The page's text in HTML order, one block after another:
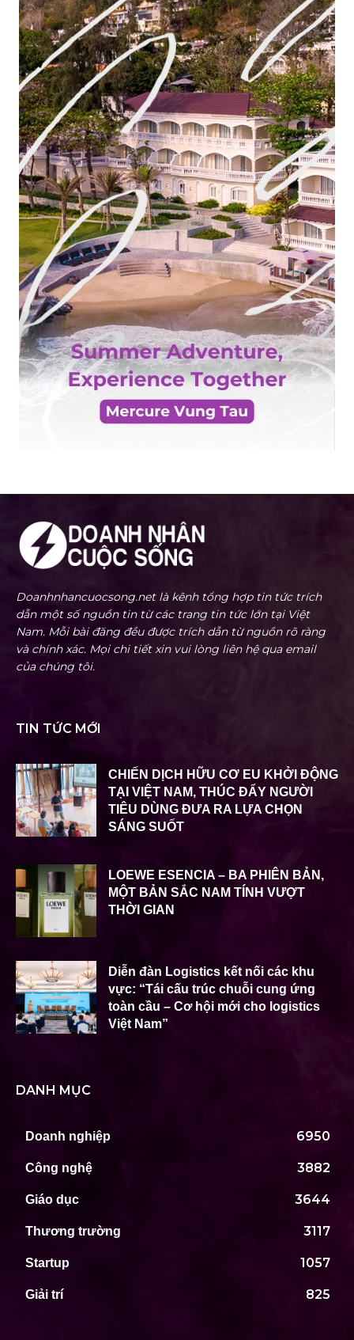
Doanhnhancuocsong.net là kênh tổng hợp tin tức trích
dẫn một số nguồn tin từ các trang tin tức lớn tại Việt
Nam. Mỗi bài đăng đều được trích dẫn từ nguồn rõ ràng
và chính xác. Mọi chi tiết xin vui lòng liên hệ qua email
của chúng tôi.
TIN TỨC MỚI
CHIẾN DỊCH HỮU CƠ EU KHỞI ĐỘNG
TẠI VIỆT NAM, THÚC ĐẨY NGƯỜI
TIÊU DÙNG ĐƯA RA LỰA CHỌN
SÁNG SUỐT
LOEWE ESENCIA – BA PHIÊN BẢN,
MỘT BẢN SẮC NAM TÍNH VƯỢT
THỜI GIAN
Diễn đàn Logistics kết nối các khu
vực: “Tái cấu trúc chuỗi cung ứng
toàn cầu – Cơ hội mới cho logistics
Việt Nam”
DANH MỤC
Doanh nghiệp 6950
Công nghệ 3882
Giáo dục 3644
Thương trường 3117
Startup 1057
Giải trí 825